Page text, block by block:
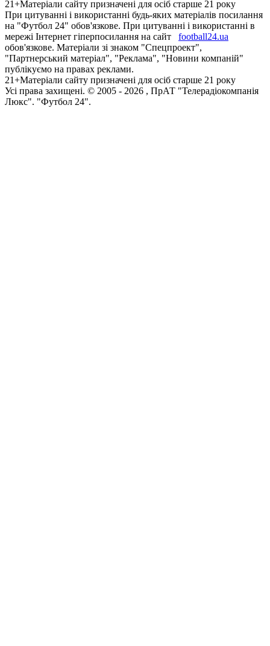
21+Матеріали сайту призначені для осіб старше 21 року
При цитуванні і використанні будь-яких матеріалів посилання
на "Футбол 24" обов'язкове. При цитуванні і використанні в
мережі Інтернет гіперпосилання на сайт
football24.ua
обов'язкове. Матеріали зі знаком "Спецпроект",
"Партнерський матеріал", "Реклама", "Новини компаній"
публікуємо на правах реклами.
21+Матеріали сайту призначені для осіб старше 21 року
Усi права захищенi. © 2005 - 2026 , ПрАТ "Телерадіокомпанія
Люкс". "Футбол 24".